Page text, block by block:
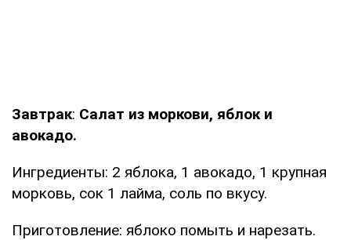
Завтрак: Салат из моркови, яблок и
авокадо.
Ингредиенты: 2 яблока, 1 авокадо, 1 крупная
морковь, сок 1 лайма, соль по вкусу.
Приготовление: яблоко помыть и нарезать.